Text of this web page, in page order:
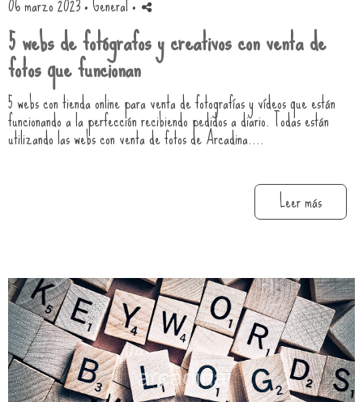
5 webs de fotógrafos y creativos con venta de
fotos que funcionan
5 webs con tienda online para venta de fotografías y vídeos que están
funcionando a la perfección recibiendo pedidos a diario. Todas están
utilizando las webs con venta de fotos de Arcadina....
Leer más